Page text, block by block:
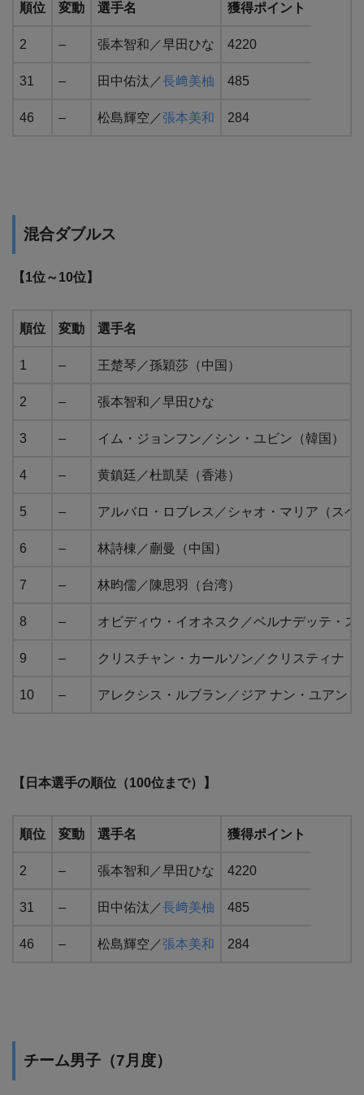
順位 変動 選手名 獲得ポイント
2 – 張本智和／早田ひな 4220
31 – 田中佑汰／長﨑美柚 485
46 – 松島輝空／張本美和 284
混合ダブルス
【1位～10位】
順位 変動 選手名
1 – 王楚琴／孫穎莎（中国）
2 – 張本智和／早田ひな
3 – イム・ジョンフン／シン・ユビン（韓国）
4 – 黄鎮廷／杜凱琹（香港）
5 – アルバロ・ロブレス／シャオ・マリア（スペ
6 – 林詩棟／蒯曼（中国）
7 – 林昀儒／陳思羽（台湾）
8 – オビディウ・イオネスク／ベルナデッテ・ス
9 – クリスチャン・カールソン／クリスティナ
10 – アレクシス・ルブラン／ジア ナン・ユアン
【日本選手の順位（100位まで）】
順位 変動 選手名 獲得ポイント
2 – 張本智和／早田ひな 4220
31 – 田中佑汰／長﨑美柚 485
46 – 松島輝空／張本美和 284
チーム男子（7月度）